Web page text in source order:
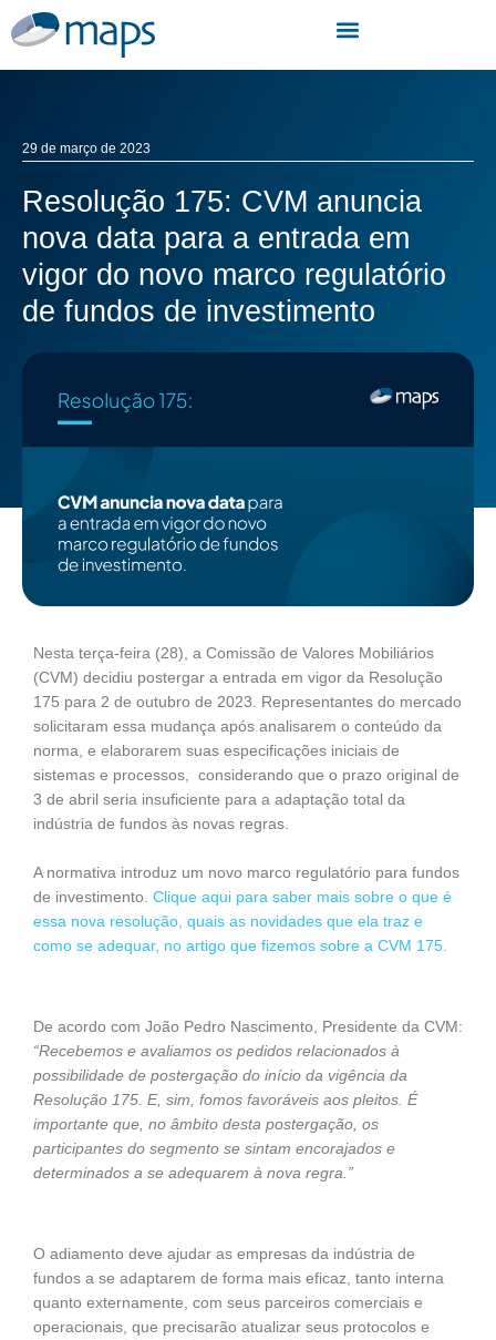
29 de março de 2023
Resolução 175: CVM anuncia
nova data para a entrada em
vigor do novo marco regulatório
de fundos de investimento
Nesta terça-feira (28), a Comissão de Valores Mobiliários
(CVM) decidiu postergar a entrada em vigor da Resolução
175 para 2 de outubro de 2023. Representantes do mercado
solicitaram essa mudança após analisarem o conteúdo da
norma, e elaborarem suas especificações iniciais de
sistemas e processos, considerando que o prazo original de
3 de abril seria insuficiente para a adaptação total da
indústria de fundos às novas regras.
A normativa introduz um novo marco regulatório para fundos
de investimento. Clique aqui para saber mais sobre o que é
essa nova resolução, quais as novidades que ela traz e
como se adequar, no artigo que fizemos sobre a CVM 175.
De acordo com João Pedro Nascimento, Presidente da CVM:
“Recebemos e avaliamos os pedidos relacionados à
possibilidade de postergação do início da vigência da
Resolução 175. E, sim, fomos favoráveis aos pleitos. É
importante que, no âmbito desta postergação, os
participantes do segmento se sintam encorajados e
determinados a se adequarem à nova regra.”
O adiamento deve ajudar as empresas da indústria de
fundos a se adaptarem de forma mais eficaz, tanto interna
quanto externamente, com seus parceiros comerciais e
operacionais, que precisarão atualizar seus protocolos e